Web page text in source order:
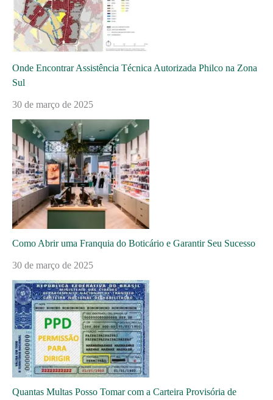
Onde Encontrar Assistência Técnica Autorizada Philco na Zona
Sul
30 de março de 2025
Como Abrir uma Franquia do Boticário e Garantir Seu Sucesso
30 de março de 2025
Quantas Multas Posso Tomar com a Carteira Provisória de